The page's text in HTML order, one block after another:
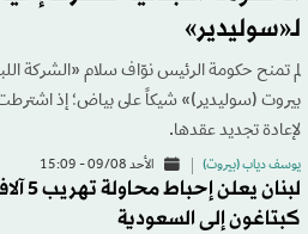
لـ«سوليدير»
لم تمنح حكومة الرئيس نوّاف سلام «الشركة
بيروت (سوليدير)» شيكاً على بياض؛ إذ
لإعادة تجديد عقدها.
يوسف دياب (بيروت) الأحد 09/08 - 15:09
لبنان يعلن
كبتاغون إلى السعودية